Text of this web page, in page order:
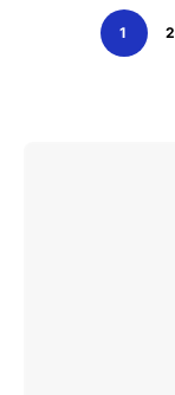
1 2